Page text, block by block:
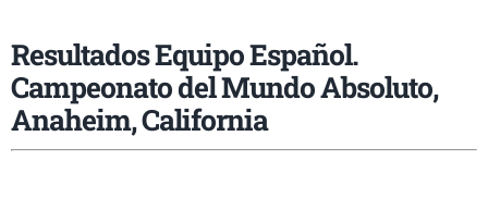
Resultados Equipo Español.
Campeonato del Mundo Absoluto,
Anaheim, California